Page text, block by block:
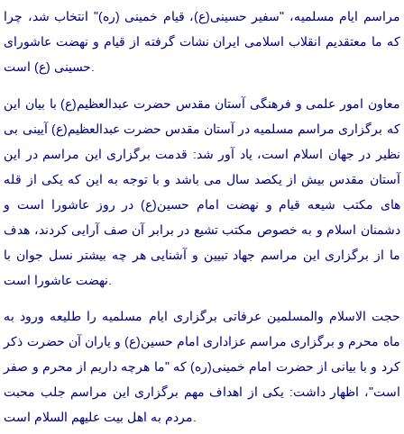
مراسم ایام مسلمیه، "سفیر حسینی(ع)، قیام خمینی (ره)" انتخاب شد، چرا
که ما معتقدیم انقلاب اسلامی ایران نشات گرفته از قیام و نهضت عاشورای
معاون امور علمی و فرهنگی آستان مقدس حضرت عبدالعظیم(ع) با بیان این
که برگزاری مراسم مسلمیه در آستان مقدس حضرت عبدالعظیم(ع) آیینی بی
نظیر در جهان اسلام است، یاد آور شد: قدمت برگزاری این مراسم در این
آستان مقدس بیش از یکصد سال می باشد و با توجه به این که یکی از قله
های مکتب شیعه قیام و نهضت امام حسین(ع) در روز عاشورا است و
دشمنان اسلام و به خصوص مکتب تشیع در برابر آن صف آرایی کردند، هدف
ما از برگزاری این مراسم جهاد تبیین و آشنایی هر چه بیشتر نسل جوان با
حجت الاسلام والمسلمین عرفاتی برگزاری ایام مسلمیه را طلیعه ورود به
ماه محرم و برگزاری مراسم عزاداری امام حسین(ع) و یاران آن حضرت ذکر
کرد و با بیانی از حضرت امام خمینی(ره) که "ما هرچه داریم از محرم و صفر
است"، اظهار داشت: یکی از اهداف مهم برگزاری این مراسم جلب محبت
مردم به اهل بیت علیهم السلام است.